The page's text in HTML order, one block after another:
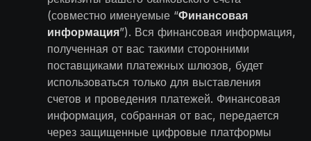
(совместно именуемые “Финансовая
информация”). Вся финансовая информация,
полученная от вас такими сторонними
поставщиками платежных шлюзов, будет
использоваться только для выставления
счетов и проведения платежей. Финансовая
информация, собранная от вас, передается
через защищенные цифровые платформы